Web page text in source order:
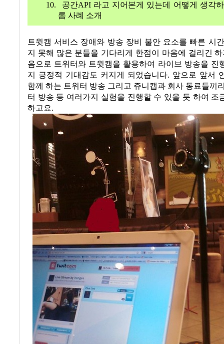
10.
공간API 라고 지어본게 있는데 어떻게 생각
롬 사례 소개
트윗캠 서비스 장애와 방송 장비 불안 요소를 빠른 시
지 못해 많은 분들을 기다리게 한점이 마음에 걸리긴
음으로 트위터와 트윗캠을 활용하여 라이브 방송을 진
지 긍정적 기대감도 커지게 되었습니다. 앞으로 앞서
함께 하는 트위터 방송 그리고 쥬니캡과 회사 동료들끼
터 방송 등 여러가지 실험을 진행할 수 있을 듯 하여 조
하고요.